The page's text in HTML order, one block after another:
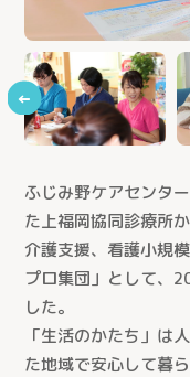
←
ふじみ野ケアセンタ
た上福岡協同診療所
介護支援、看護小規
プロ集団」として、
した。
「生活のかたち」は
た地域で安心して暮